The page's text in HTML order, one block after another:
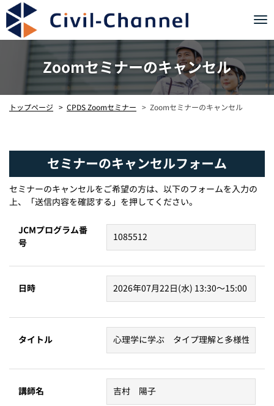
Zoomセミナーのキャンセル
トップページ CPDS Zoomセミナー Zoomセミナーのキャンセル
セミナーのキャンセルフォーム
セミナーのキャンセルをご希望の方は、以下のフォームを入力の
上、「送信内容を確認する」を押してください。
JCMプログラム番
号
日時
タイトル
講師名